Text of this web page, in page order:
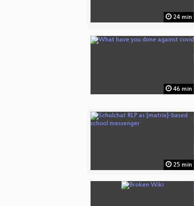
24 min
46 min
25 min